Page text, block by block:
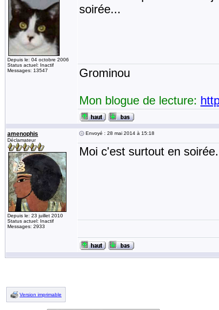
Depuis le: 04 octobre 2006
Status actuel: Inactif
Messages: 13547
soirée...
Grominou
Mon blogue de lecture:
amenophis
Déclamateur
Depuis le: 23 juillet 2010
Status actuel: Inactif
Messages: 2933
Envoyé : 28 mai 2014 à 15:18
Moi c'est surtout en
Version imprimable